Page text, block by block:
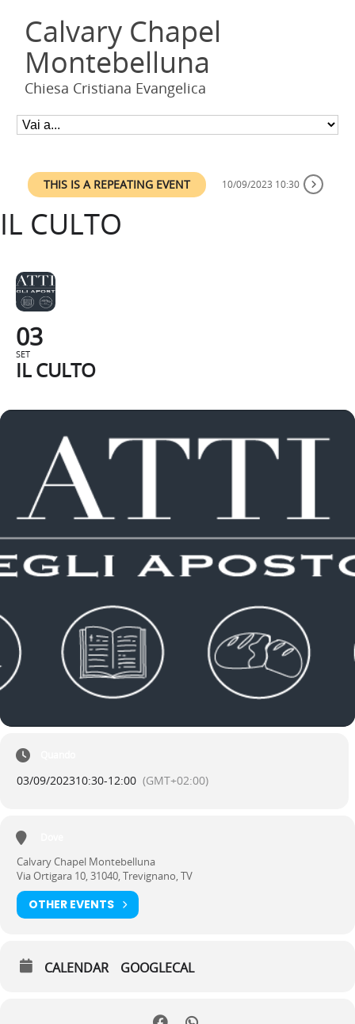
Calvary Chapel
Montebelluna
Chiesa Cristiana Evangelica
THIS IS A REPEATING EVENT 10/09/2023 10:30
IL CULTO
03
SET
IL CULTO
03/09/202310:30-12:00 (GMT+02:00)
Calvary Chapel Montebelluna
Via Ortigara 10, 31040, Trevignano, TV
OTHER EVENTS
CALENDAR GOOGLECAL